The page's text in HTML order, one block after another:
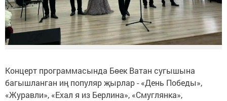
Концерт программасында Бөек Ватан сугышына
багышланган иң популяр җырлар - «День Победы»,
«Журавли», «Ехал я из Берлина», «Смуглянка»,